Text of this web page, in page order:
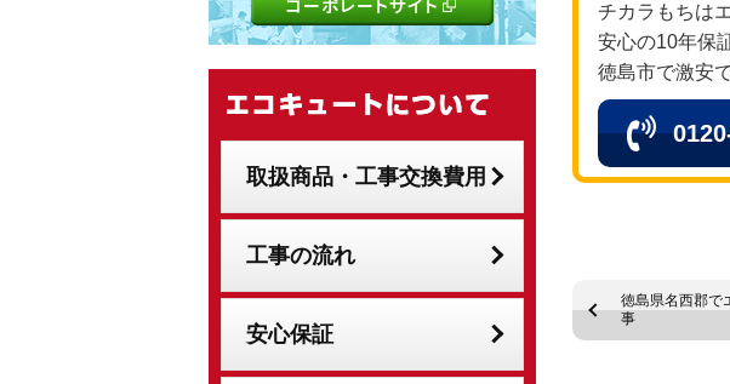
チカラもちは
安心の10年保
徳島市で激安
徳島県名西郡で
事
取扱商品・工事交換費用
工事の流れ
安心保証